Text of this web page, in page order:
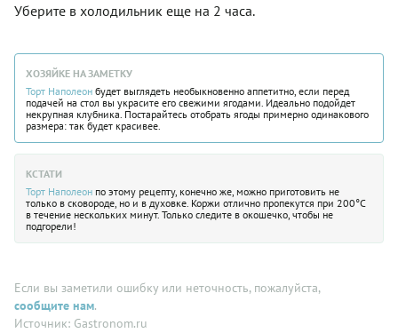
Уберите в холодильник еще на 2 часа.
ХОЗЯЙКЕ НА ЗАМЕТКУ
Торт Наполеон будет выглядеть необыкновенно аппетитно, если перед
подачей на стол вы украсите его свежими ягодами. Идеально подойдет
некрупная клубника. Постарайтесь отобрать ягоды примерно одинакового
размера: так будет красивее.
КСТАТИ
Торт Наполеон по этому рецепту, конечно же, можно приготовить не
только в сковороде, но и в духовке. Коржи отлично пропекутся при 200°С
в течение нескольких минут. Только следите в окошечко, чтобы не
подгорели!
Если вы заметили ошибку или неточность, пожалуйста,
сообщите нам.
Источник: Gastronom.ru